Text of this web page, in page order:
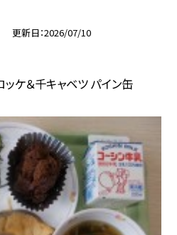
更新日 2026/07/10
ケ＆千キャベツ パイン缶